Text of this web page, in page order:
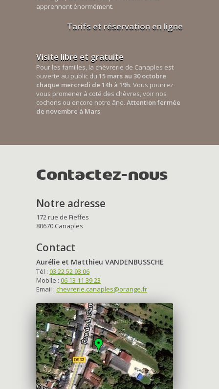
apprennent énormément.
Tarifs et réservation en ligne
Visite libre et gratuite
Pour les familles, la chèvrerie de Canaples est
ouverte au public du 15 mars au 30 octobre
chaque mercredi de 14h à 19h. Vous pourrez
vous promener à coté des chèvres, voir nos
cochons ou encore notre âne. Attention fermée
de novembre à Mars
Contactez-nous
Notre adresse
172 rue de Fieffes
80670 Canaples
Contact
Aurélie et Matthieu VANDENBUSSCHE
Tél : 03 22 52 93 06
Mobile : 06 13 11 39 23
Email : chevrerie.canaples@orange.fr